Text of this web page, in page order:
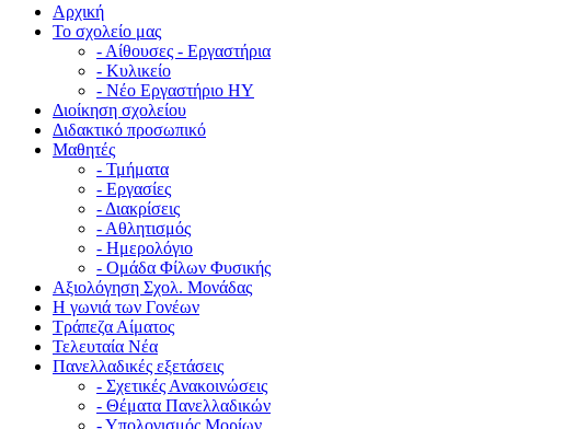
Αρχική
Το σχολείο μας
- Αίθουσες - Εργαστήρια
- Κυλικείο
- Νέο Εργαστήριο ΗΥ
Διοίκηση σχολείου
Διδακτικό προσωπικό
Μαθητές
- Τμήματα
- Εργασίες
- Διακρίσεις
- Αθλητισμός
- Ημερολόγιο
- Ομάδα Φίλων Φυσικής
Αξιολόγηση Σχολ. Μονάδας
Η γωνιά των Γονέων
Τράπεζα Αίματος
Τελευταία Νέα
Πανελλαδικές εξετάσεις
- Σχετικές Ανακοινώσεις
- Θέματα Πανελλαδικών
- Υπολογισμός Μορίων